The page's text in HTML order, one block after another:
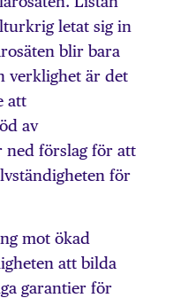
letat sig in
blir bara
verklighet är det
att
av
ned förslag för att
för
mot ökad
att bilda
garantier för